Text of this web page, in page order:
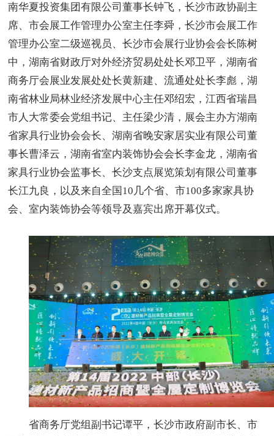
南华夏投资集团有限公司董事长钟飞，长沙市政协副主
席、市会展工作管理办公室主任李舜，长沙市会展工作
管理办公室二级巡视员、长沙市会展行业协会会长陈树
中，湖南省财政厅对外经济贸易处处长邓卫平，湖南省
商务厅会展业发展处处长黄新建、流通处处长李彪，湖
南省林业局林业经济发展中心主任邓绍宏，江西省瑞昌
市人大常委会党组书记、主任梁少清，展会主办方湖南
省家具行业协会会长、湖南省晚安家居实业有限公司董
事长曹泽云，湖南省室内装饰协会会长李金龙，湖南省
家具行业协会监事长、长沙支点展览策划有限公司董事
长江九良，以及来自全国10几个省、市100多家家具协
会、室内装饰协会等领导及嘉宾出席开幕仪式。
省商务厅党组副书记谭平，长沙市政府副市长、市